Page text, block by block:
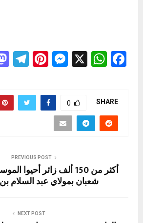
F
b
o
o
W
A
p
X
M
se
n
Pi
er
es
T
e
SHARE
0
PREVIOUS POST
شعبان بمولاي عبد السلام
NEXT POST